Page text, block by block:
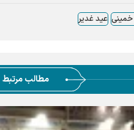
خمینی عید غدیر
مطالب مرتبط